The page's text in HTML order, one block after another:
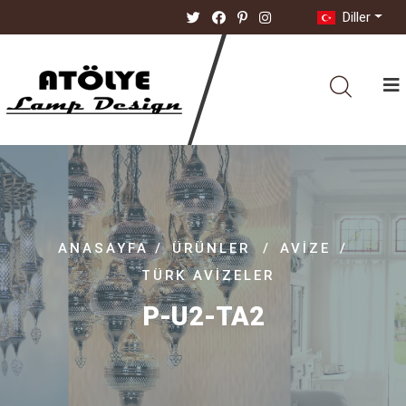
Diller
ANASAYFA/ ÜRÜNLER / AVIZE
/
TÜRK AVIZELER
P-U2-TA2